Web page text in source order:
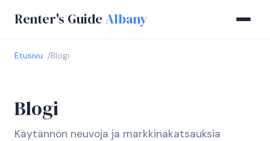
Renter's Guide Albany
Etusivu Blogi
Blogi
Käytännön neuvoja ja markkinakatsauksia